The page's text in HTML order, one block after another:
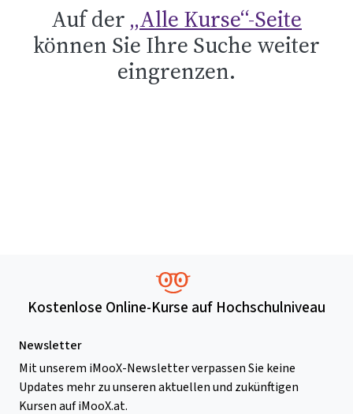
Auf der „Alle Kurse“-Seite
können Sie Ihre Suche weiter
eingrenzen.
Kostenlose Online-Kurse auf Hochschulniveau
Newsletter
Mit unserem iMooX-Newsletter verpassen Sie keine
Updates mehr zu unseren aktuellen und zukünftigen
Kursen auf iMooX.at.